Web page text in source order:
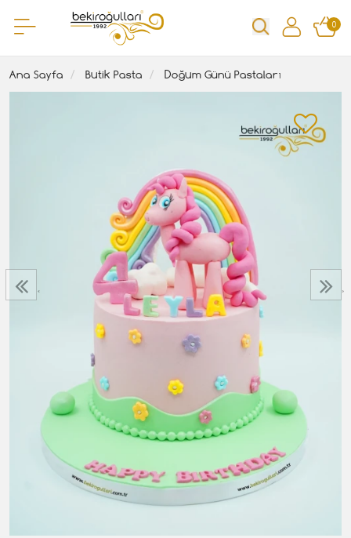
0
Ana Sayfa Butik Pasta Doğum Günü Pastaları
‹ ›